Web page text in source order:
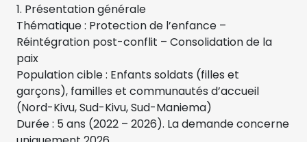
1. Présentation générale
Thématique : Protection de l’enfance –
Réintégration post-conflit – Consolidation de la
paix
Population cible : Enfants soldats (filles et
garçons), familles et communautés d’accueil
(Nord-Kivu, Sud-Kivu, Sud-Maniema)
Durée : 5 ans (2022 – 2026). La demande concerne